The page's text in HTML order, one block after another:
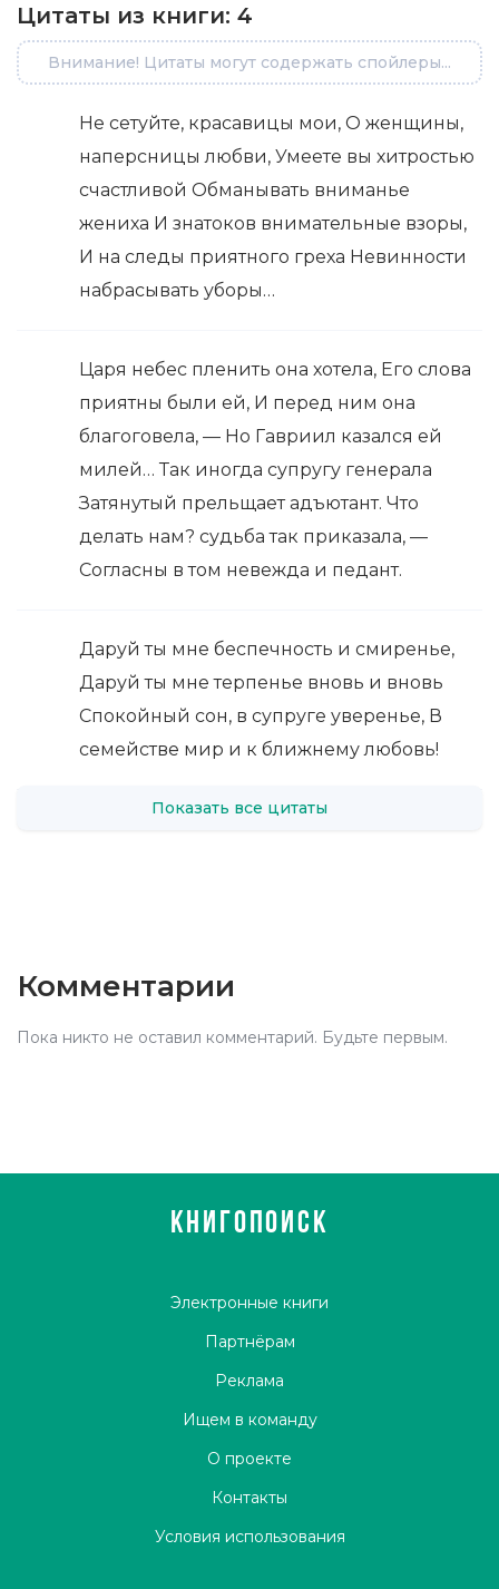
Цитаты из книги: 4
Внимание! Цитаты могут содержать спойлеры...
Не сетуйте, красавицы мои, О женщины,
наперсницы любви, Умеете вы хитростью
счастливой Обманывать вниманье
жениха И знатоков внимательные взоры,
И на следы приятного греха Невинности
набрасывать уборы…
Царя небес пленить она хотела, Его слова
приятны были ей, И перед ним она
благоговела, — Но Гавриил казался ей
милей… Так иногда супругу генерала
Затянутый прельщает адъютант. Что
делать нам? судьба так приказала, —
Согласны в том невежда и педант.
Даруй ты мне беспечность и смиренье,
Даруй ты мне терпенье вновь и вновь
Спокойный сон, в супруге уверенье, В
семействе мир и к ближнему любовь!
Показать все цитаты
Комментарии
Пока никто не оставил комментарий. Будьте первым.
КНИГОПОИСК
Электронные книги
Партнёрам
Реклама
Ищем в команду
О проекте
Контакты
Условия использования